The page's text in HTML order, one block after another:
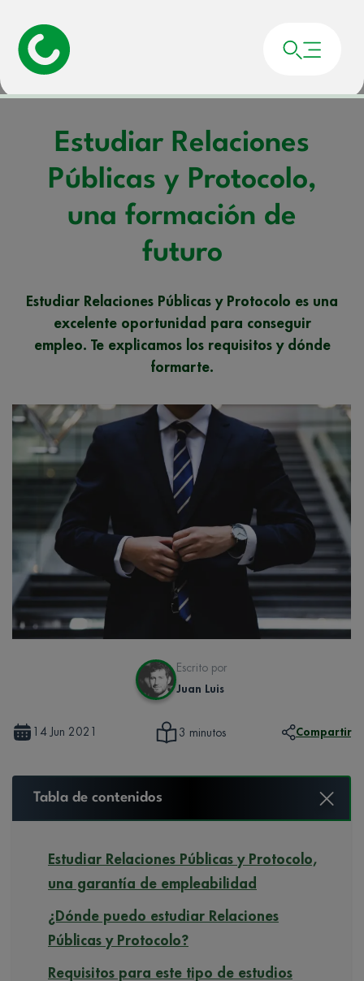
Portada»
Estudiar Relaciones
Públicas y Protocolo,
una formación de
futuro
Estudiar Relaciones Públicas y Protocolo es una
excelente oportunidad para conseguir
empleo. Te explicamos los requisitos y dónde
formarte.
Escrito por
Juan Luis
14 Jun 2021 3 minutos Compartir
Tabla de contenidos
Estudiar Relaciones Públicas y Protocolo,
una garantía de empleabilidad
¿Dónde puedo estudiar Relaciones
Públicas y Protocolo?
Requisitos para este tipo de estudios